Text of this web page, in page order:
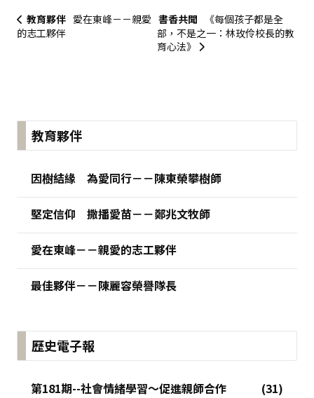
教育夥伴 愛在東峰－－親愛
的志工夥伴
書香共聞
《每個孩子都是全
部，不是之一：林玫伶校長的教
育心法》
:::教育夥伴
因樹結緣 為愛同行－－陳東榮攀樹師
堅定信仰 撒播愛苗－－鄭兆文牧師
愛在東峰－－親愛的志工夥伴
最佳夥伴－－陳麗容榮譽隊長
歷史電子報
第181期--社會情緒學習～促進親師合作